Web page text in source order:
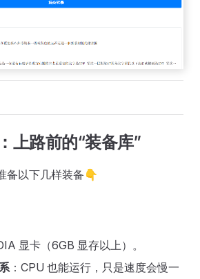
上路前的“装备库”
备以下几样装备👇
显卡（6GB 显存以上）。
：CPU 也能运行，只是速度会慢一